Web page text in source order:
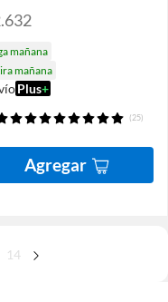
mañana
mañana
Plus+
(25)
Agregar
14